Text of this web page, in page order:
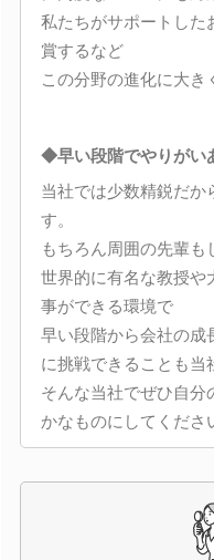
私たちがサポートした
賞するなど
この分野の進化に大き
◆早い段階でやりがい
当社では少数精鋭だか
す。
もちろん周囲の先輩も
世界的に有名な教授や
事ができる環境で
早い段階から会社の成
に挑戦できることも当
そんな当社でぜひ自分
かなものにしてくださ